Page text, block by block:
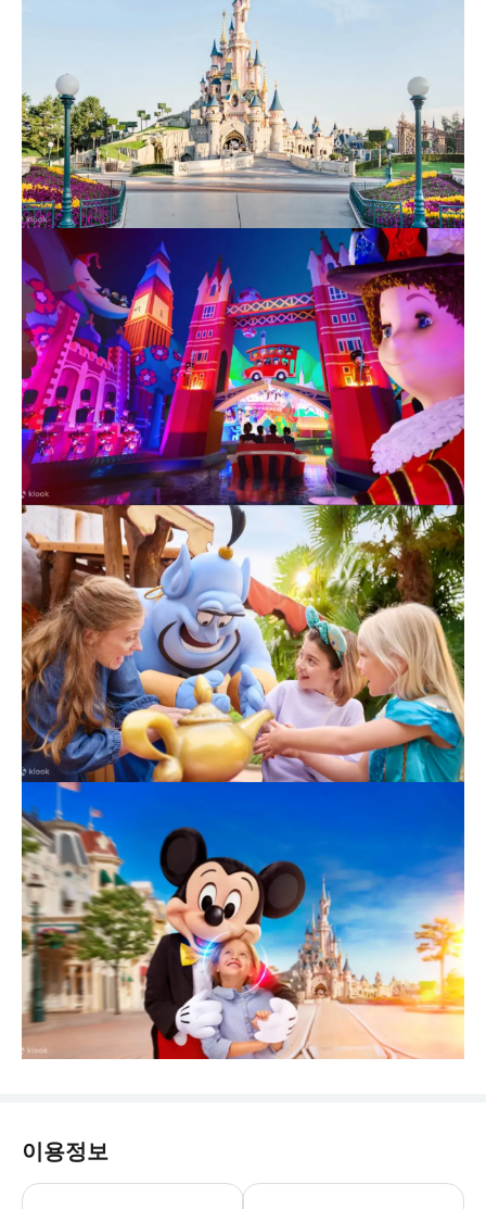
이용정보
* 일요일은 휴무입니다. * 7월 14일,